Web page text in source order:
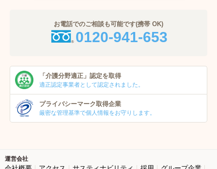
お電話でのご相談も可能です(携帯 OK)
0120-941-653
「介護分野適正」 認定を取得
適正認定事業者として認定されました。
プライバシーマーク取得企業
厳密な管理基準で個人情報をお守りします。
運営会社